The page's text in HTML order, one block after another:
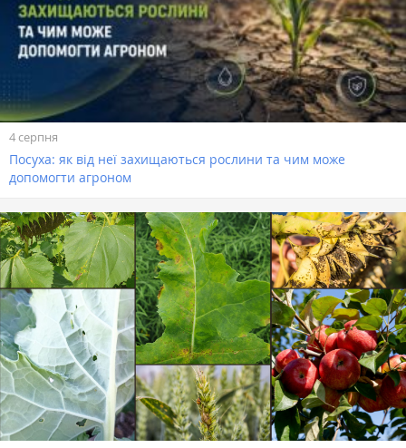
4 серпня
Посуха: як від неї захищаються рослини та чим може
допомогти агроном